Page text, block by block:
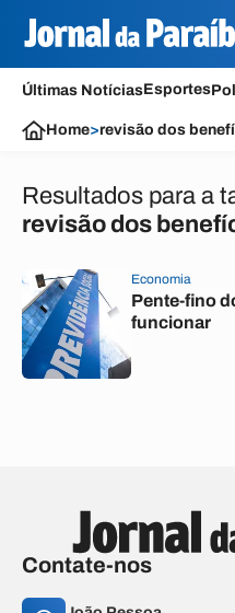
Últimas NotíciasEsportes
Home>revisão dos
Resultados para a
revisão dos
Economia
Pente-fino
funcionar
Contate-nos